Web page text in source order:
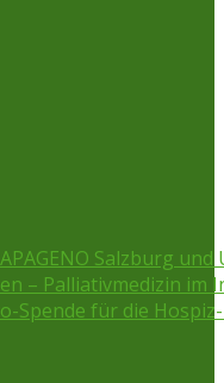
Salzburg und
– Palliativmedizin im
Spende für die